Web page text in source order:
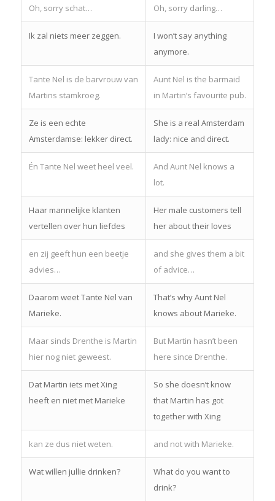
Oh, sorry schat… Oh, sorry darling…
Ik zal niets meer zeggen.
I won’t say anything
anymore.
Tante Nel is de barvrouw van
Martins stamkroeg.
Aunt Nel is the barmaid
in Martin’s favourite pub.
Ze is een echte
Amsterdamse: lekker direct.
She is a real Amsterdam
lady: nice and direct.
Én Tante Nel weet heel veel.
And Aunt Nel knows a
lot.
Haar mannelijke klanten
vertellen over hun liefdes
Her male customers tell
her about their loves
en zij geeft hun een beetje
advies…
and she gives them a bit
of advice…
Daarom weet Tante Nel van
Marieke.
That’s why Aunt Nel
knows about Marieke.
Maar sinds Drenthe is Martin
hier nog niet geweest.
But Martin hasn’t been
here since Drenthe.
Dat Martin iets met Xing
heeft en niet met Marieke
So she doesn’t know
that Martin has got
together with Xing
kan ze dus niet weten. and not with Marieke.
Wat willen jullie drinken?
What do you want to
drink?